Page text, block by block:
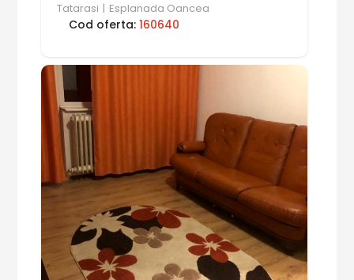
Tatarasi | Esplanada Oancea
Cod oferta:160640